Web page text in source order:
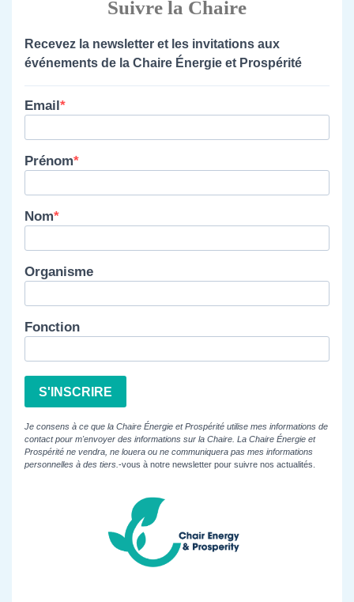
Suivre la Chaire
Recevez la newsletter et les invitations aux
événements de la Chaire Énergie et Prospérité
Email
Prénom
Nom
Organisme
Fonction
S'INSCRIRE
Je consens à ce que la Chaire Énergie et Prospérité utilise mes informations de
contact pour m'envoyer des informations sur la Chaire. La Chaire Énergie et
Prospérité ne vendra, ne louera ou ne communiquera pas mes informations
personnelles à des tiers. -vous à notre newsletter pour suivre nos actualités.